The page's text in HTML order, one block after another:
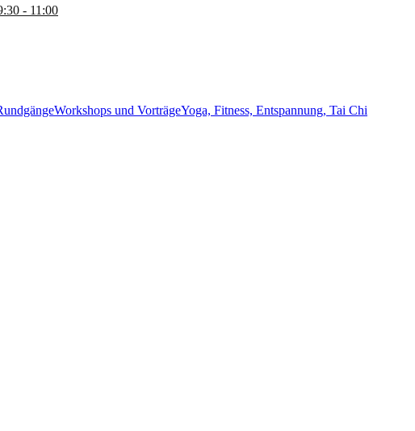
- 11:00
Workshops und VorträgeYoga, Fitness, Entspannung, Tai Chi